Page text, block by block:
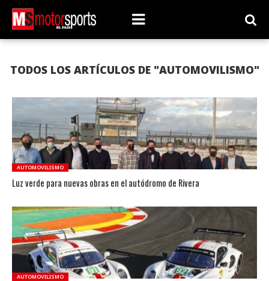
TODOS LOS ARTÍCULOS DE "AUTOMOVILISMO"
AUTOMOVILISMO
Luz verde para nuevas obras en el autódromo de Rivera
AUTOMOVILISMO